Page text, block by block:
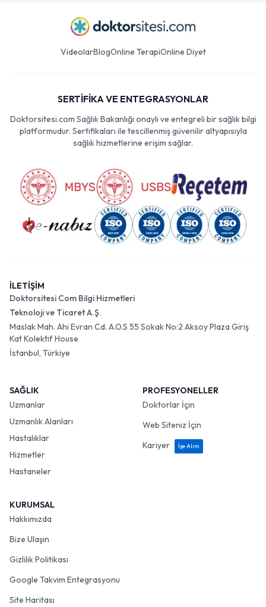
VideolarBlogOnline TerapiOnline Diyet
SERTİFİKA VE ENTEGRASYONLAR
Doktorsitesi.com Sağlık Bakanlığı onaylı ve entegreli bir sağlık bilgi
platformudur. Sertifikaları ile tescillenmiş güvenilir altyapısıyla
sağlık hizmetlerine erişim sağlar.
İLETİŞİM
Doktorsitesi Com Bilgi Hizmetleri
Teknoloji ve Ticaret A.Ş.
Maslak Mah. Ahi Evran Cd. A.O.S 55 Sokak No:2 Aksoy Plaza Giriş
Kat Kolektif House
İstanbul, Türkiye
SAĞLIK
Uzmanlar
Uzmanlık Alanları
Hastalıklar
Hizmetler
Hastaneler
PROFESYONELLER
Doktorlar İçin
Web Siteniz İçin
Kariyer
İşe Alım
KURUMSAL
Hakkımızda
Bize Ulaşın
Gizlilik Politikası
Google Takvim Entegrasyonu
Site Haritası